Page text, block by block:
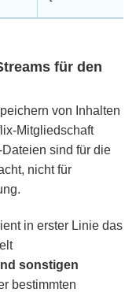
für den
von Inhalten
Mitgliedschaft
sind für die
nicht für
in erster Linie das
sonstigen
bestimmten